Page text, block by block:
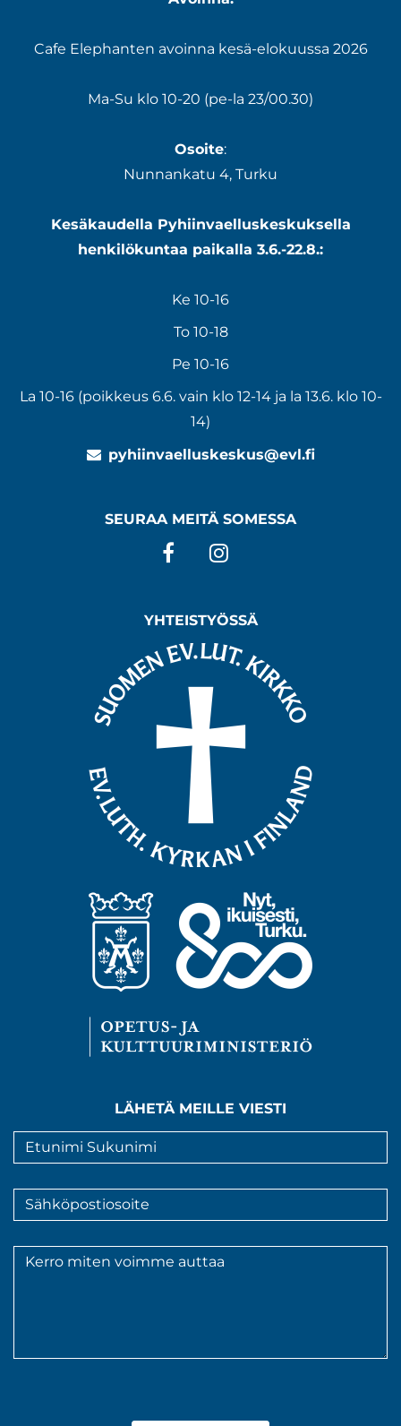
Cafe Elephanten avoinna kesä-elokuussa 2026
Ma-Su klo 10-20 (pe-la 23/00.30)
Osoite:
Nunnankatu 4, Turku
Kesäkaudella Pyhiinvaelluskeskuksella
henkilökuntaa paikalla 3.6.-22.8.:
Ke 10-16
To 10-18
Pe 10-16
La 10-16 (poikkeus 6.6. vain klo 12-14 ja la 13.6. klo 10-
14)
pyhiinvaelluskeskus@evl.fi
SEURAA MEITÄ SOMESSA
Facebook
YHTEISTYÖSSÄ
LÄHETÄ MEILLE VIESTI
Nimi
*
Sähköpostiosoite
*
Viesti